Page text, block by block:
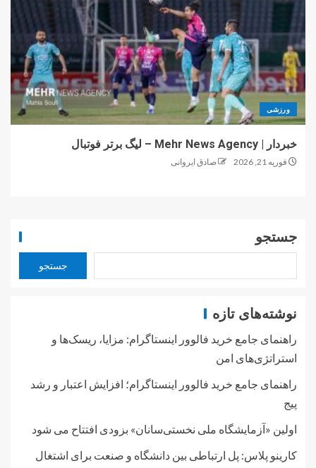
ورزشی
خبردار | Mehr News Agency – لیگ برتر فوتبال
فوریه 21, 2026 صادق ایروانی
جستجو
جستجو
نوشته‌های تازه
راهنمای جامع خرید فالوور اینستاگرام: مزایا، ریسک‌ها و
استراتژی‌های امن
راهنمای جامع خرید فالوور اینستاگرام؛ افزایش اعتبار و رشد
پیج
اولین «آزمایشگاه ملی نخستی‌سانان» بزودی افتتاح می شود
کارینو پلاس: پل ارتباطی بین دانشگاه و صنعت برای اشتغال